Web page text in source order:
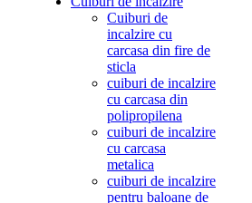
Cuiburi de
incalzire cu
carcasa din fire de
sticla
cuiburi de incalzire
cu carcasa din
polipropilena
cuiburi de incalzire
cu carcasa
metalica
cuiburi de incalzire
pentru baloane de